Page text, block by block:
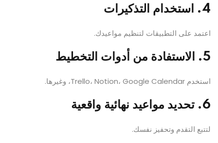
4. استخدام التذكيرات
اعتمد على التطبيقات لتنظيم مواعيدك.
5. الاستفادة من أدوات التخطيط
استخدم Trello، Notion، Google Calendar، وغيرها.
6. تحديد مواعيد نهائية واقعية
لتتبع التقدم وتحفيز نفسك.